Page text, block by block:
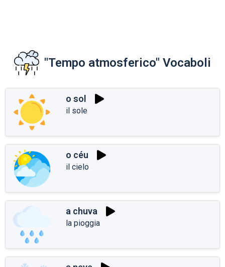
"Tempo atmosferico" Vocaboli
o sol
il sole
o céu
il cielo
a chuva
la pioggia